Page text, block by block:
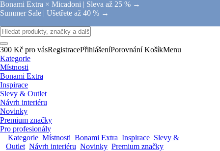
Bonami Extra × Micadoni | Sleva až 25 % →
Summer Sale | Ušetřete až 40 % →
300 Kč pro vásRegistracePřihlášeníPorovnání KošíkMenu
Kategorie
Místnosti
Bonami Extra
Inspirace
Slevy & Outlet
Návrh interiéru
Novinky
Premium značky
Pro profesionály
Kategorie Místnosti Bonami Extra Inspirace Slevy &
Outlet Návrh interiéru Novinky Premium značky